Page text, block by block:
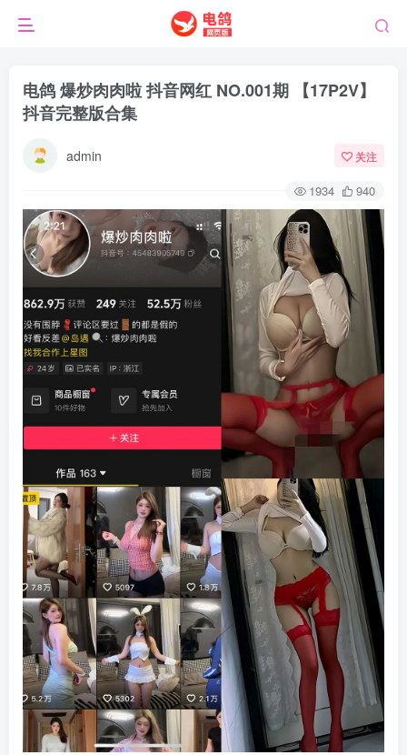
电鸽 爆炒肉肉啦 抖音网红 NO.001期 【17P2V】
抖音完整版合集
admin 关注
1934 940